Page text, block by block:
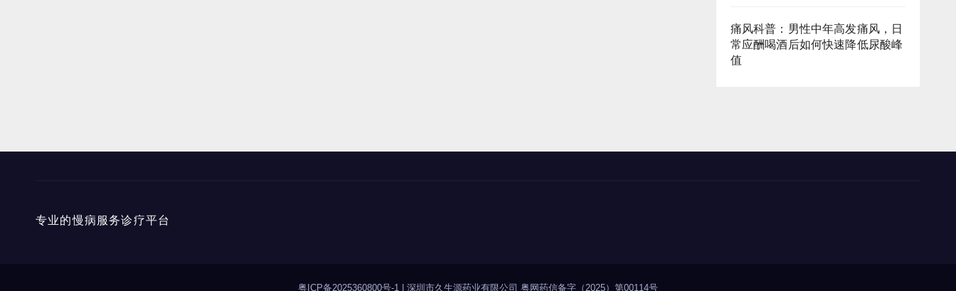
痛风科普：男性中年高发痛风，日
常应酬喝酒后如何快速降低尿酸峰
值
专业的慢病服务诊疗平台
粤ICP备2025360800号-1 深圳市久生源药业有限公司 粤网药信备字（2025）第00114号